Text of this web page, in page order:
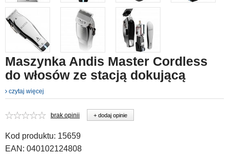
Maszynka Andis Master Cordless
do włosów ze stacją dokującą
czytaj więcej
brak opinii + dodaj opinie
Kod produktu: 15659
EAN: 040102124808